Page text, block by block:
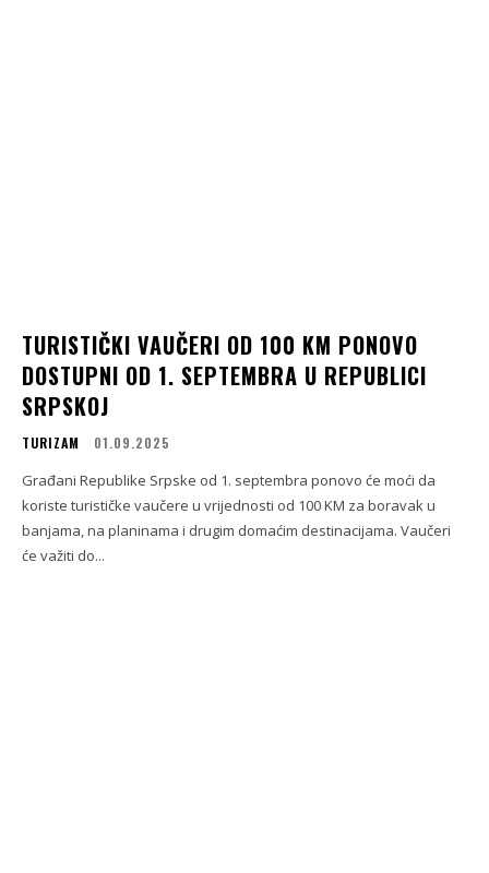
TURISTIČKI VAUČERI OD 100 KM PONOVO
DOSTUPNI OD 1. SEPTEMBRA U REPUBLICI
SRPSKOJ
TURIZAM 01.09.2025
Građani Republike Srpske od 1. septembra ponovo će moći da
koriste turističke vaučere u vrijednosti od 100 KM za boravak u
banjama, na planinama i drugim domaćim destinacijama. Vaučeri
će važiti do...